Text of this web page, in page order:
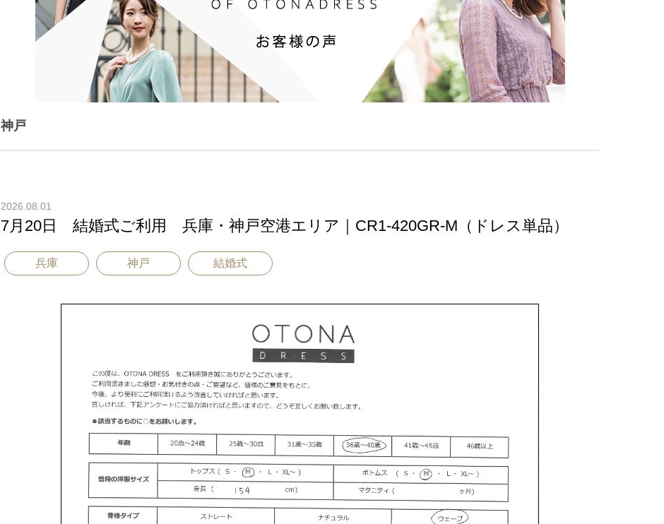
神戸
2026.08.01
7月20日 結婚式ご利用 兵庫・神戸空港エリア｜CR1-420GR-M（ドレス単品）
兵庫 神戸 結婚式